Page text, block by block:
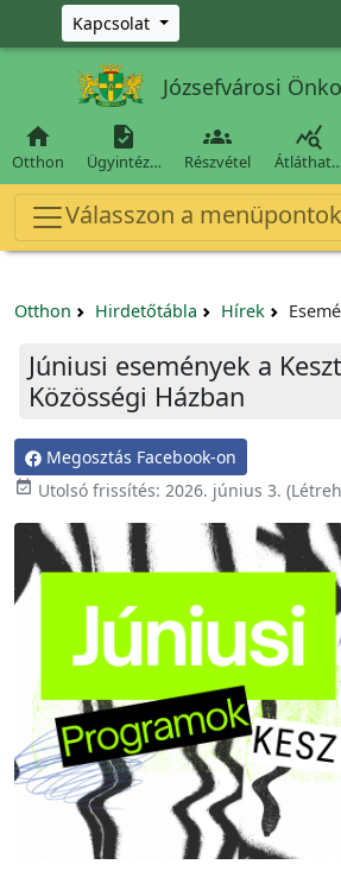
Ugrás a fő tartalomra
Kapcsolat
Józsefvárosi

Otthon

Ügyintéz…

Részvétel

Átláthat…
Válasszon a
Otthon Hirdetőtábla Hírek
Júniusi események a
Közösségi Házban
Megosztás Facebook-on
 Utolsó frissítés: 2026. június 3.